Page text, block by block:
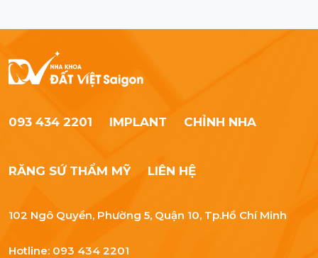
093 434 2201 IMPLANT CHỈNH NHA
RĂNG SỨ THẨM MỸ LIÊN HỆ
102 Ngô Quyền, Phường 5, Quận 10, Tp.Hồ Chí Minh
Hotline: 093 434 2201